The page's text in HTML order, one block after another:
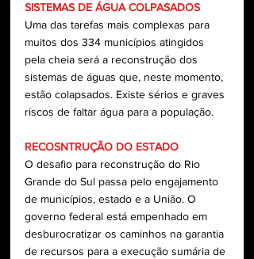
SISTEMAS DE ÁGUA COLPASADOS
Uma das tarefas mais complexas para
muitos dos 334 municípios atingidos
pela cheia será a reconstrução dos
sistemas de águas que, neste momento,
estão colapsados. Existe sérios e graves
riscos de faltar água para a população.
RECOSNTRUÇÃO DO ESTADO
O desafio para reconstrução do Rio
Grande do Sul passa pelo engajamento
de municípios, estado e a União. O
governo federal está empenhado em
desburocratizar os caminhos na garantia
de recursos para a execução sumária de